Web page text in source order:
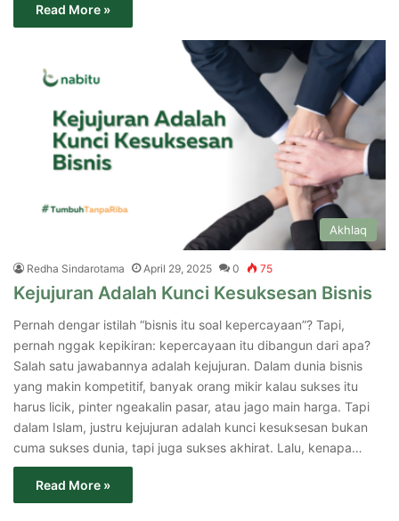
Read More »
Akhlaq
Redha Sindarotama April 29, 2025 0 75
Kejujuran Adalah Kunci Kesuksesan Bisnis
Pernah dengar istilah “bisnis itu soal kepercayaan”? Tapi,
pernah nggak kepikiran: kepercayaan itu dibangun dari apa?
Salah satu jawabannya adalah kejujuran. Dalam dunia bisnis
yang makin kompetitif, banyak orang mikir kalau sukses itu
harus licik, pinter ngeakalin pasar, atau jago main harga. Tapi
dalam Islam, justru kejujuran adalah kunci kesuksesan bukan
cuma sukses dunia, tapi juga sukses akhirat. Lalu, kenapa…
Read More »